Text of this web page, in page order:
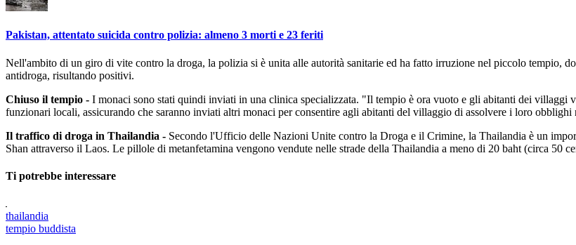
Pakistan, attentato suicida contro polizia: almeno 3 morti e 23 feriti
Nell'ambito di un giro di vite contro la droga, la polizia si è unita alle autorità sanitarie ed ha fatto irruzione nel piccolo tempio,
antidroga, risultando positivi.
Chiuso il tempio - I monaci sono stati quindi inviati in una clinica specializzata. "Il tempio è ora vuoto e gli abitanti dei villaggi
funzionari locali, assicurando che saranno inviati altri monaci per consentire agli abitanti del villaggio di assolvere i loro obblighi
Il traffico di droga in Thailandia - Secondo l'Ufficio delle Nazioni Unite contro la Droga e il Crimine, la Thailandia è un
Shan attraverso il Laos. Le pillole di metanfetamina vengono vendute nelle strade della Thailandia a meno di 20 baht (circa 50
Ti potrebbe interessare
thailandia
tempio buddista